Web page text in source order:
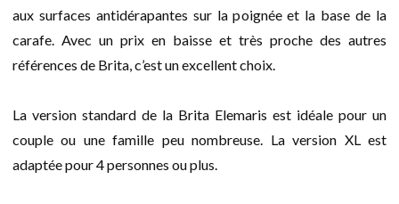
aux surfaces antidérapantes sur la poignée et la base de la
carafe. Avec un prix en baisse et très proche des autres
références de Brita, c’est un excellent choix.
La version standard de la Brita Elemaris est idéale pour un
couple ou une famille peu nombreuse. La version XL est
adaptée pour 4 personnes ou plus.